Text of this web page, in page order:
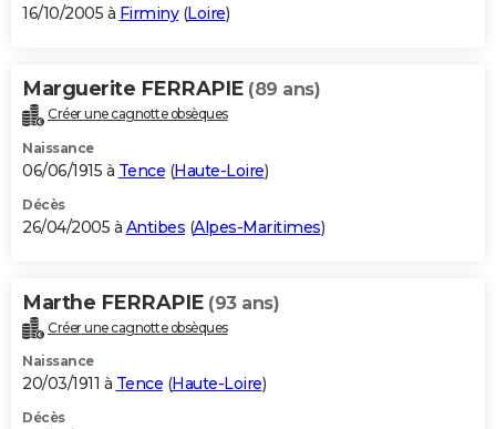
16/10/2005 à Firminy(Loire)
Marguerite FERRAPIE (89 ans)
Créer une cagnotte obsèques
Naissance
06/06/1915 à Tence (Haute-Loire)
Décès
26/04/2005 à Antibes (Alpes-Maritimes)
Marthe FERRAPIE (93 ans)
Créer une cagnotte obsèques
Naissance
20/03/1911 à Tence (Haute-Loire)
Décès